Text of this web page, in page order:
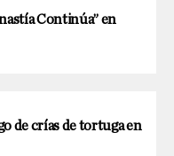
Continúa” en
de crías de tortuga en